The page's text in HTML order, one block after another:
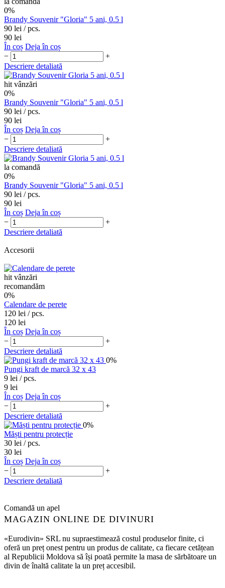
0%
Brandy Souvenir "Gloria" 5 ani, 0.5 l
90 lei / pcs.
90 lei
În coș Deja în coș
−
+
Descriere detaliată
hit vânzări
0%
Brandy Souvenir "Gloria" 5 ani, 0.5 l
90 lei / pcs.
90 lei
În coș Deja în coș
−
+
Descriere detaliată
la comandă
0%
Brandy Souvenir "Gloria" 5 ani, 0.5 l
90 lei / pcs.
90 lei
În coș Deja în coș
−
+
Descriere detaliată
Accesorii
hit vânzări
recomandăm
0%
Сalendare de perete
120 lei / pcs.
120 lei
În coș Deja în coș
−
+
Descriere detaliată
0%
Pungi kraft de marcă 32 х 43
9 lei / pcs.
9 lei
În coș Deja în coș
−
+
Descriere detaliată
0%
Măști pentru protecție
30 lei / pcs.
30 lei
În coș Deja în coș
−
+
Descriere detaliată
Comandă un apel
MAGAZIN ONLINE DE DIVINURI
«Eurodivin» SRL nu supraestimează costul produselor finite, ci
oferă un preț onest pentru un produs de calitate, ca fiecare cetățean
al Republicii Moldova să își poată permite la masa de sărbătoare un
divin de înaltă calitate la un preț accesibil.